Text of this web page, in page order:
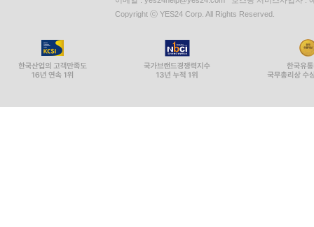
Copyright ⓒ YES24 Corp. All Rights Reserved.